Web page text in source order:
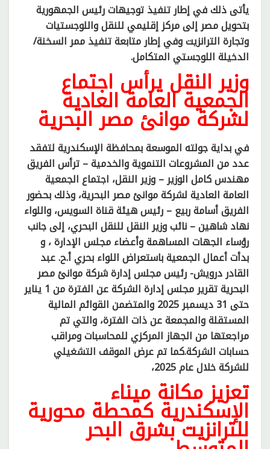
يأتى ذلك في إطار تنفيذ توجيهات رئيس الجمهورية
بتحويل مصر إلى مركز إقليمي للنقل واللوجستيات
وتجارة الترانزيت وفي إطار متابعة تنفيذ ممر السخنة/
الدخيلة اللوجستي المتكامل.
وزير النقل يرأس اجتماع
الجمعية العامة العادية
لشركة موانئ مصر البحرية
في بداية جولته الموسعة بمحافظة الإسكندرية لتفقد
عدد من المشروعات التنموية والخدمية – ترأس الفريق
مهندس كامل الوزير – وزير النقل، اجتماع الجمعية
العامة العادية لشركة موانئ مصر البحرية، وذلك بحضور
الفريق أسامة ربيع – رئيس هيئة قناة السويس، واللواء
نهاد شاهين – نائب وزير النقل للنقل البحري، إلى جانب
رؤساء الجهات المساهمة وأعضاء مجلس الإدارة ، و
بدأت أعمال الجمعية باستعراض اللواء بحري أ.ح. عبد
القادر درويش- رئيس مجلس إدارة شركة موانئ مصر
البحرية تقرير مجلس إدارة الشركة عن الفترة من 1 يناير
حتى 31 ديسمبر 2025 والمتضمن القوائم المالية
المستقلة والمجمعة عن ذات الفترة، والتي تم
مراجعتها من الجهاز المركزي للمحاسبات ومراقب
حسابات الشركة.كما تم عرض الموقف التشغيلي
للشركة خلال عام 2025،
تعزيز مكانة ميناء
الإسكندرية كمحطة محورية
للترانزيت بشرق البحر